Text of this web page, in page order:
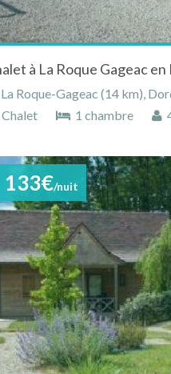
La Roque-Gageac (14 km),
Chalet
1 chambre
133€/nuit